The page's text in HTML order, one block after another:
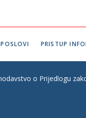
PRISTUP
o Prijedlogu